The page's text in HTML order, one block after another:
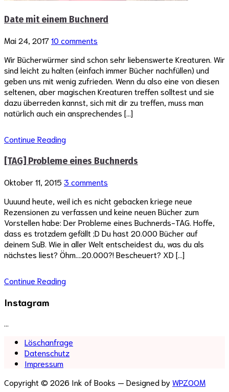
Date mit einem Buchnerd
Mai 24, 201710 comments
Wir Bücherwürmer sind schon sehr liebenswerte Kreaturen. Wir
sind leicht zu halten (einfach immer Bücher nachfüllen) und
geben uns mit wenig zufrieden. Wenn du also eine von diesen
seltenen, aber magischen Kreaturen treffen solltest und sie
dazu überreden kannst, sich mit dir zu treffen, muss man
natürlich auch ein ansprechendes […]
Continue Reading
[TAG] Probleme eines Buchnerds
Oktober 11, 2015 3 comments
Uuuund heute, weil ich es nicht gebacken kriege neue
Rezensionen zu verfassen und keine neuen Bücher zum
Vorstellen habe: Der Probleme eines Buchnerds-TAG. Hoffe,
dass es trotzdem gefällt ;D Du hast 20.000 Bücher auf
deinem SuB. Wie in aller Welt entscheidest du, was du als
nächstes liest? Öhm….20.000?! Bescheuert? XD […]
Continue Reading
Instagram
…
Löschanfrage
Datenschutz
Impressum
Copyright © 2026 Ink of Books — Designed byWPZOOM